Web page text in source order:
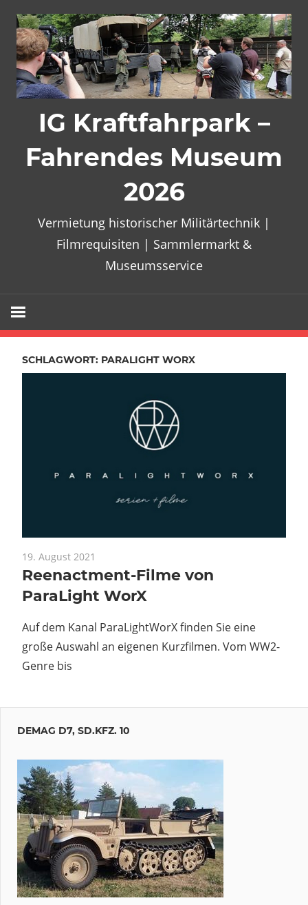
Inhalt
springen
IG Kraftfahrpark –
Fahrendes Museum
2026
Vermietung historischer Militärtechnik |
Filmrequisiten | Sammlermarkt &
Museumsservice
SCHLAGWORT: PARALIGHT WORX
19. August 2021
Reenactment-Filme von
ParaLight WorX
Auf dem Kanal ParaLightWorX finden Sie eine
große Auswahl an eigenen Kurzfilmen. Vom WW2-
Genre bis
DEMAG D7, SD.KFZ. 10